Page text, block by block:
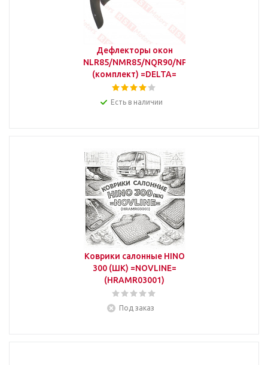
Дефлекторы окон
NLR85/NMR85/NQR90/NPR75
(комплект) =DELTA=
Есть в наличии
Коврики салонные HINO
300 (ШК) =NOVLINE=
(HRAMR03001)
Под заказ